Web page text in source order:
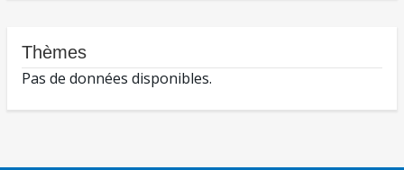
Thèmes
Pas de données disponibles.